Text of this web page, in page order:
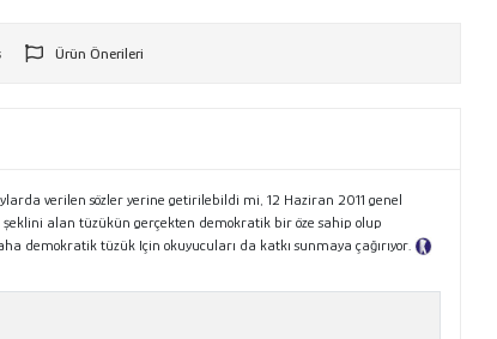
Ürün Önerileri
verilen sözler yerine getirilebildi mi, 12 Haziran 2011 genel
şeklini alan tüzükün gerçekten demokratik bir öze sahip olup
demokratik tüzük Için okuyucuları da katkı sunmaya çağırıyor.